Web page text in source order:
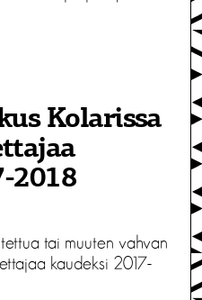
Kolarissa
2018
tai muuten vahvan
kaudeksi 2017-